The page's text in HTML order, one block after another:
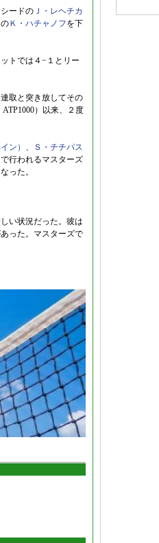
ードの Ｊ・レヘチカ
Ｋ・ハチャノフを下
トでは４−１とリー
取と突き放してその
）以来、２度
ン） 、
Ｓ・チチパス
行われるマスターズ
った。
い状況だった。彼は
った。マスターズで